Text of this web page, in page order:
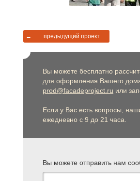
← предыдущий проект
Вы можете бесплатно
для оформления Вашего
prod@facadeproject.ru или
Если у Вас есть вопросы,
ежедневно с 9 до 21 часа.
Вы можете отправить нам